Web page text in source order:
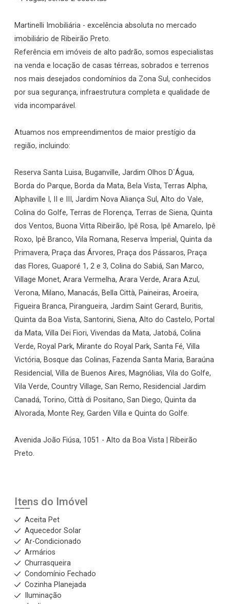
Martinelli Imobiliária - excelência absoluta no mercado
imobiliário de Ribeirão Preto.
Referência em imóveis de alto padrão, somos especialistas
na venda e locação de casas térreas, sobrados e terrenos
nos mais desejados condomínios da Zona Sul, conhecidos
por sua segurança, infraestrutura completa e qualidade de
vida incomparável.
Atuamos nos empreendimentos de maior prestígio da
região, incluindo:
Reserva Santa Luisa, Buganville, Jardim Olhos D`Água,
Borda do Parque, Borda da Mata, Bela Vista, Terras Alpha,
Alphaville I, II e III, Jardim Nova Aliança Sul, Alto do Vale,
Colina do Golfe, Terras de Florença, Terras de Siena, Quinta
dos Ventos, Buona Vitta Ribeirão, Ipê Rosa, Ipê Amarelo, Ipê
Roxo, Ipê Branco, Vila Romana, Reserva Imperial, Quinta da
Primavera, Praça das Árvores, Praça dos Pássaros, Praça
das Flores, Guaporé 1, 2 e 3, Colina do Sabiá, San Marco,
Village Monet, Arara Vermelha, Arara Verde, Arara Azul,
Verona, Milano, Manacás, Bella Città, Paineiras, Aroeira,
Figueira Branca, Pirangueira, Jardim Saint Gerard, Buritis,
Quinta da Boa Vista, Santorini, Siena, Alto do Castelo, Portal
da Mata, Villa Dei Fiori, Vivendas da Mata, Jatobá, Colina
Verde, Royal Park, Mirante do Royal Park, Santa Fé, Villa
Victória, Bosque das Colinas, Fazenda Santa Maria, Baraúna
Residencial, Villa de Buenos Aires, Magnólias, Vila do Golfe,
Vila Verde, Country Village, San Remo, Residencial Jardim
Canadá, Torino, Città di Positano, San Diego, Quinta da
Alvorada, Monte Rey, Garden Villa e Quinta do Golfe.
Avenida João Fiúsa, 1051 - Alto da Boa Vista | Ribeirão
Preto.
Itens do Imóvel
Aceita Pet
Aquecedor Solar
Ar-Condicionado
Armários
Churrasqueira
Condomínio Fechado
Cozinha Planejada
Iluminação